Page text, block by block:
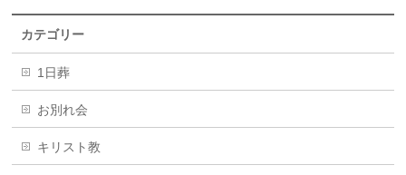
カテゴリー
1日葬
お別れ会
キリスト教